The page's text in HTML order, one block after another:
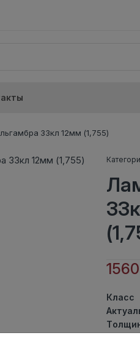
33кл 12мм (1,755)
Класс